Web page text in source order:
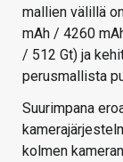
mallien välillä
mAh / 4260
/ 512 Gt) ja
perusmallista
Suurimpana
kolmen